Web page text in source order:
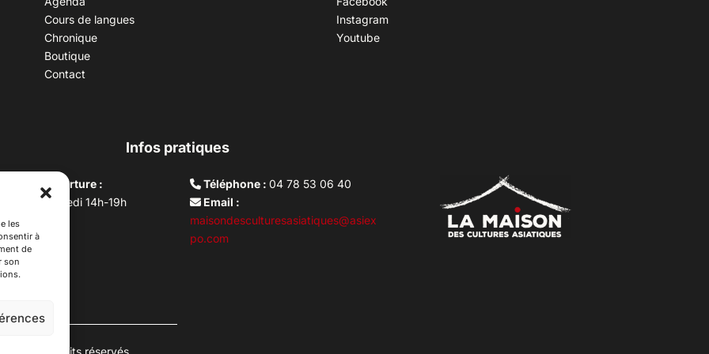
les
à
de
son
Cours de langues
Chronique
Boutique
Contact
Instagram
Youtube
Infos pratiques
d’ouverture :
au vendredi 14h-19h
10h –17h
lundi
Téléphone :04 78 53 06 40
Email :
maisondesculturesasiatiques@asiex
po.com